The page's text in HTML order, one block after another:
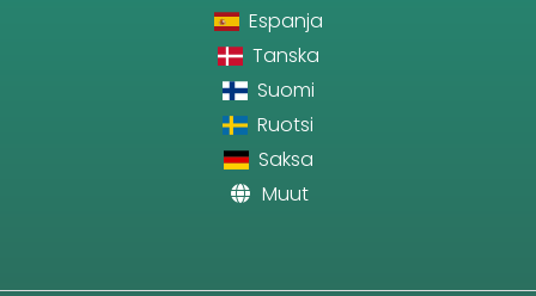
Espanja
Tanska
Suomi
Ruotsi
Saksa
Muut